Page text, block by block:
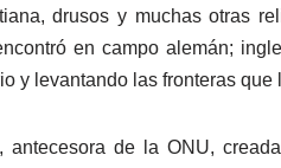
drusos y muchas otras
en campo alemán;
y levantando las fronteras que
antecesora de la ONU,